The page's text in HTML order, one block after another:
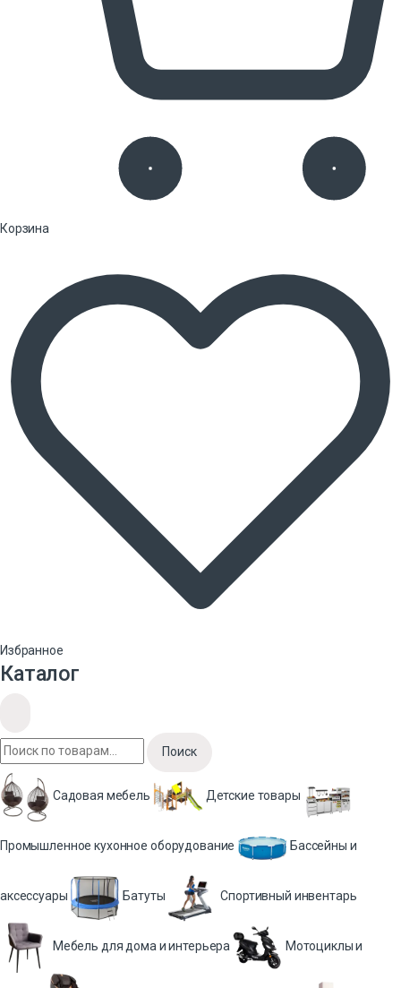
Корзина
Избранное
Каталог
Поиск
Садовая мебель Детские товары
Промышленное кухонное оборудование Бассейны и
аксессуары Батуты Спортивный инвентарь
Мебель для дома и интерьера Мотоциклы и